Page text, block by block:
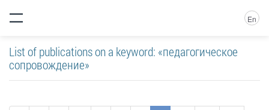
En
List of publications on a keyword: «педагогическое
сопровождение»